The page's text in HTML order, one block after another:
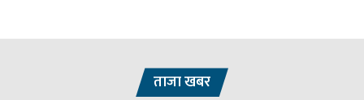
ताजा खबर